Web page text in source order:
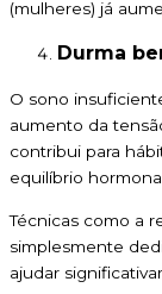
(mulheres) já
Durma
O sono
aumento da
contribui para
equilíbrio
Técnicas como a
simplesmente
ajudar